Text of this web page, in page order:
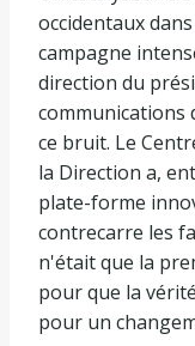
occidentaux
campagne
direction du
communications
ce bruit. Le
la Direction a,
plate-forme
contrecarre les
n'était que la
pour que la
pour un